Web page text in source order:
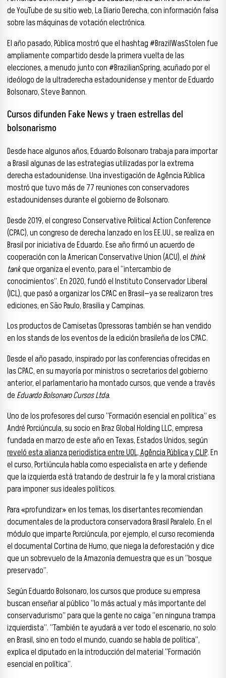
de YouTube de su sitio web, La Diario Derecha, con información falsa
sobre las máquinas de votación electrónica.
El año pasado, Pública mostró que el hashtag #BrazilWasStolen fue
ampliamente compartido desde la primera vuelta de las
elecciones, a menudo junto con #BrazilianSpring, acuñado por el
ideólogo de la ultraderecha estadounidense y mentor de Eduardo
Bolsonaro, Steve Bannon.
Cursos difunden Fake News y traen estrellas del
bolsonarismo
Desde hace algunos años, Eduardo Bolsonaro trabaja para importar
a Brasil algunas de las estrategias utilizadas por la extrema
derecha estadounidense. Una investigación de Agência Pública
mostró que tuvo más de 77 reuniones con conservadores
estadounidenses durante el gobierno de Bolsonaro.
Desde 2019, el congreso Conservative Political Action Conference
(CPAC), un congreso de derecha lanzado en los EE.UU., se realiza en
Brasil por iniciativa de Eduardo. Ese año firmó un acuerdo de
cooperación con la American Conservative Union (ACU), el think
tankque organiza el evento, para el “intercambio de
conocimientos”. En 2020, fundó el Instituto Conservador Liberal
(ICL), que pasó a organizar los CPAC en Brasil—ya se realizaron tres
ediciones, en São Paulo, Brasilia y Campinas.
Los productos de Camisetas Opressoras también se han vendido
en los stands de los eventos de la edición brasileña de los CPAC.
Desde el año pasado, inspirado por las conferencias ofrecidas en
las CPAC, en su mayoría por ministros o secretarios del gobierno
anterior, el parlamentario ha montado cursos, que vende a través
de Eduardo Bolsonaro Cursos Ltda.
Uno de los profesores del curso “Formación esencial en política” es
André Porciúncula, su socio en Braz Global Holding LLC, empresa
fundada en marzo de este año en Texas, Estados Unidos, según
reveló esta alianza periodística entre UOL, Agência Pública y CLIP. En
el curso, Portiúncula habla como especialista en arte y defiende
que la izquierda está tratando de destruir la fe y la moral cristiana
para imponer sus ideales políticos.
Para «profundizar» en los temas, los disertantes recomiendan
documentales de la productora conservadora Brasil Paralelo. En el
módulo que imparte Porciúncula, por ejemplo, el curso recomienda
el documental Cortina de Humo, que niega la deforestación y dice
que un sobrevuelo de la Amazonía demuestra que es un “bosque
preservado”.
Según Eduardo Bolsonaro, los cursos que produce su empresa
buscan enseñar al público “lo más actual y más importante del
conservadurismo” para que la gente no caiga “en ninguna trampa
izquierdista”. “También te ayudará a ver todo el escenario, no solo
en Brasil, sino en todo el mundo, cuando se habla de política”,
explica el diputado en la introducción del material “Formación
esencial en política”.